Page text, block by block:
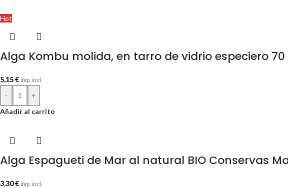
Hot
Alga Kombu molida, en tarro de vidrio especiero 70
5,15€ imp. incl.
-
+
Añadir al carrito
Alga Espagueti de Mar al natural BIO Conservas
3,30€ imp. incl.